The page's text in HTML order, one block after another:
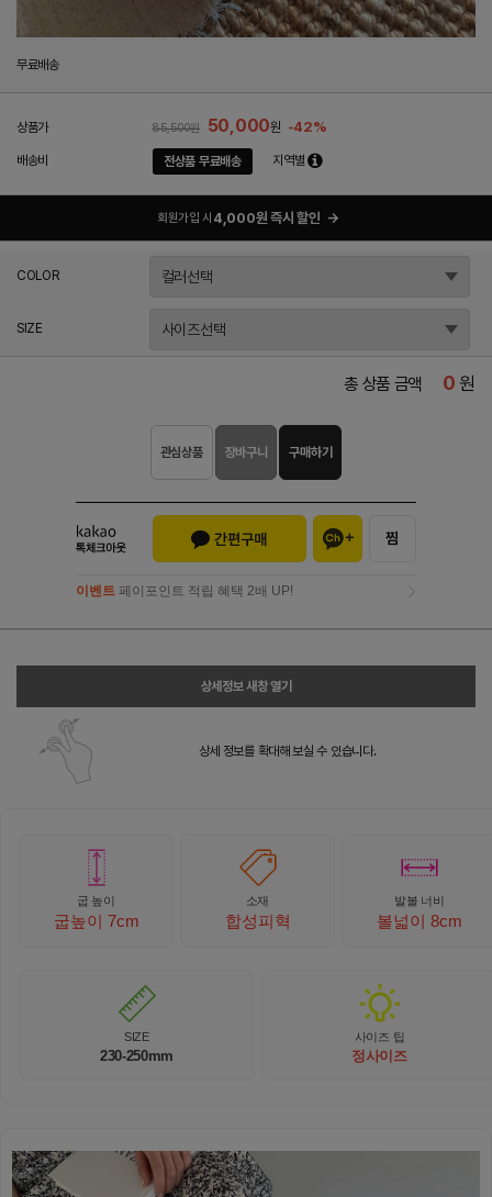
무료배송
상품가 85,500원 50,000원 -42%
배송비 전상품 무료배송 지역별
회원가입 시 4,000원 즉시 할인 →
COLOR
SIZE
총 상품 금액 0 원
관심상품 장바구니 구매하기
이벤트 페이포인트 적립 혜택 2배 UP!
이벤트페이포인트 적립 혜택 2배 UP!
상세정보 새창 열기
상세 정보를 확대해 보실 수 있습니다.
굽 높이
굽높이 7cm
소재
합성피혁
발볼 너비
볼넓이 8cm
SIZE
230-250mm
사이즈 팁
정사이즈